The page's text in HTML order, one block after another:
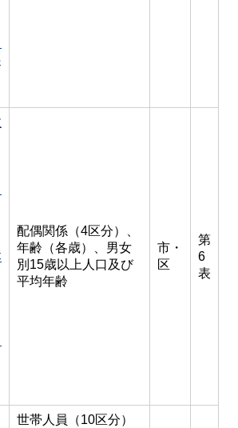
配偶関係（4区分）、
年齢（各歳）、男女
別15歳以上人口及び
平均年齢
市・
区
第
6
表
世帯人員（10区分）